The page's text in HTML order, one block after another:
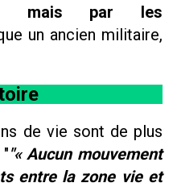
mais par les
un ancien militaire,
de vie sont de plus
« Aucun mouvement
entre la zone vie et